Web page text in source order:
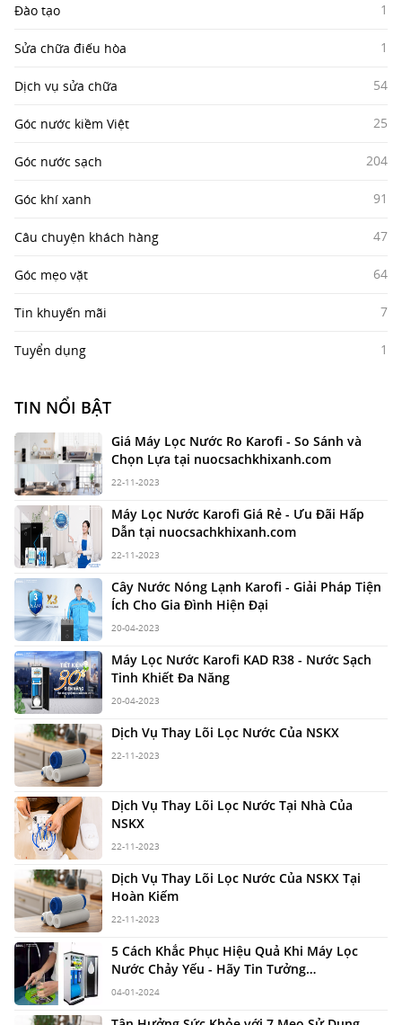
Đào tạo 1
Sửa chữa điếu hòa 1
Dịch vụ sửa chữa 54
Góc nước kiềm Việt 25
Góc nước sạch 204
Góc khí xanh 91
Câu chuyện khách hàng 47
Góc mẹo vặt 64
Tin khuyến mãi 7
Tuyển dụng 1
TIN NỔI BẬT
Giá Máy Lọc Nước Ro Karofi - So Sánh và
Chọn Lựa tại nuocsachkhixanh.com
22-11-2023
Máy Lọc Nước Karofi Giá Rẻ - Ưu Đãi Hấp
Dẫn tại nuocsachkhixanh.com
22-11-2023
Cây Nước Nóng Lạnh Karofi - Giải Pháp Tiện
Ích Cho Gia Đình Hiện Đại
20-04-2023
Máy Lọc Nước Karofi KAD R38 - Nước Sạch
Tinh Khiết Đa Năng
20-04-2023
Dịch Vụ Thay Lõi Lọc Nước Của NSKX
22-11-2023
Dịch Vụ Thay Lõi Lọc Nước Tại Nhà Của
NSKX
22-11-2023
Dịch Vụ Thay Lõi Lọc Nước Của NSKX Tại
Hoàn Kiếm
22-11-2023
5 Cách Khắc Phục Hiệu Quả Khi Máy Lọc
Nước Chảy Yếu - Hãy Tin Tưởng
Nuocsachkhixanh.com
04-01-2024